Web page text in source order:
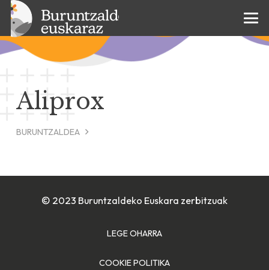
Aliprox
BURUNTZALDEA
© 2023 Buruntzaldeko Euskara zerbitzuak
LEGE OHARRA
COOKIE POLITIKA